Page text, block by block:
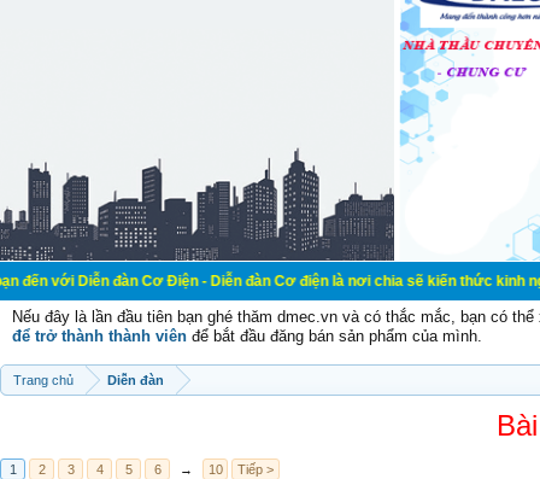
đàn Cơ Điện - Diễn đàn Cơ điện là nơi chia sẽ kiến thức kinh nghiệm
Nếu đây là lần đầu tiên bạn ghé thăm dmec.vn và có thắc mắc, bạn có
để trở thành thành viên để bắt đầu đăng bán sản phẩm của mình.
Trang chủ Diễn đàn
1 2 3 4 5 6 → 10 Tiếp >